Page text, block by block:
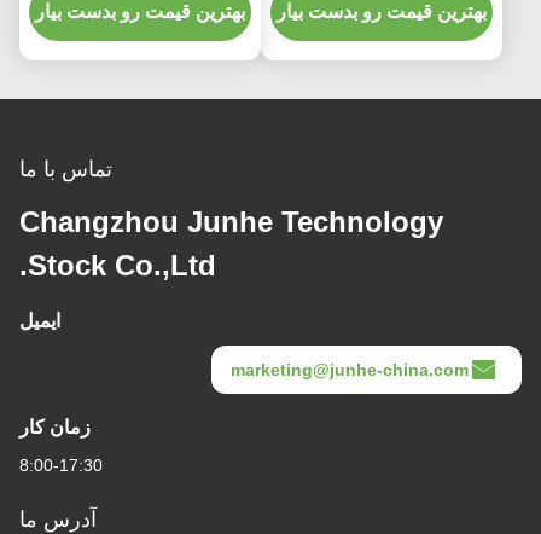
بهترین قیمت رو بدست بیار
بهترین قیمت رو بدست بیار
تماس با ما
Changzhou Junhe Technology
Stock Co.,Ltd.
ایمیل
marketing@junhe-china.com
زمان کار
8:00-17:30
آدرس ما